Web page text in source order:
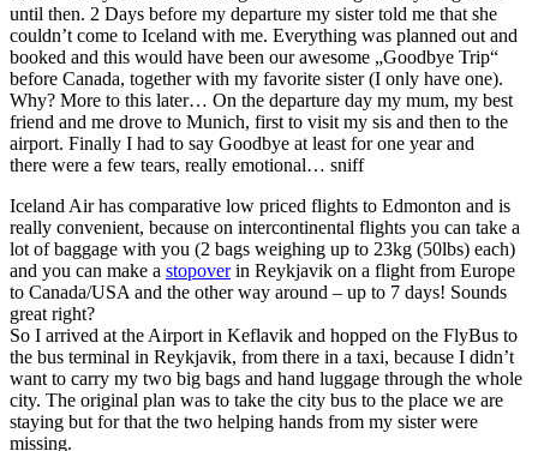
until then. 2 Days before my departure my sister told me that she
couldn’t come to Iceland with me. Everything was planned out and
booked and this would have been our awesome „Goodbye Trip“
before Canada, together with my favorite sister (I only have one).
Why? More to this later… On the departure day my mum, my best
friend and me drove to Munich, first to visit my sis and then to the
airport. Finally I had to say Goodbye at least for one year and
there were a few tears, really emotional… sniff
Iceland Air has comparative low priced flights to Edmonton and is
really convenient, because on intercontinental flights you can take a
lot of baggage with you (2 bags weighing up to 23kg (50lbs) each)
and you can make a stopoverin Reykjavik on a flight from Europe
to Canada/USA and the other way around – up to 7 days! Sounds
great right?
So I arrived at the Airport in Keflavik and hopped on the FlyBus to
the bus terminal in Reykjavik, from there in a taxi, because I didn’t
want to carry my two big bags and hand luggage through the whole
city. The original plan was to take the city bus to the place we are
staying but for that the two helping hands from my sister were
missing.